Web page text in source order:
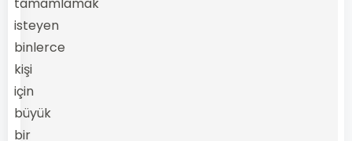
isteyen
binlerce
kişi
için
büyük
bir